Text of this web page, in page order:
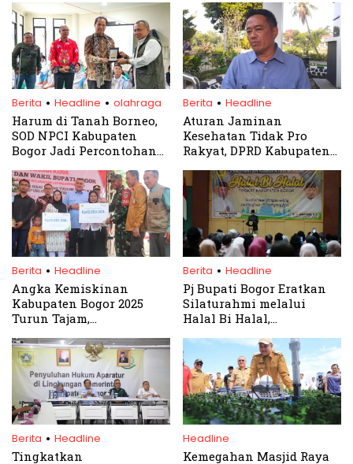
Berita . Headline . olahraga
Harum di Tanah Borneo,
SOD NPCI Kabupaten
Bogor Jadi Percontohan
Berita . Headline
Aturan Jaminan
Kesehatan Tidak Pro
Rakyat, DPRD Kabupaten
Terpilih Cabup Perbup 60
Berita . Headline
Angka Kemiskinan
Kabupaten Bogor 2025
Turun Tajam,
Faktor Utamanya
Berita . Headline
Pj Bupati Bogor Eratkan
Silaturahmi melalui
Halal Bi Halal,
2024″
Berita . Headline
Tingkatkan
Headline
Kemegahan Masjid Raya